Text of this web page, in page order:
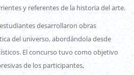
y referentes de la historia del arte.
desarrollaron obras
del universo, abordándola desde
El concurso tuvo como objetivo
de los participantes,